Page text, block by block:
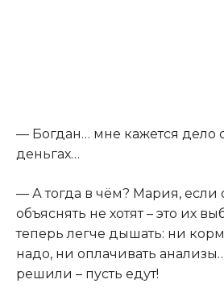
— Богдан… мне кажется дело
деньгах…
— А тогда в чём? Мария, если
объяснять не хотят – это их
теперь легче дышать: ни
надо, ни оплачивать
решили – пусть едут!